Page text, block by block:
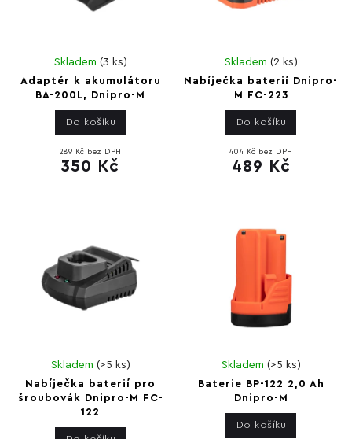
Adaptér k akumulátoru
BA-200L, Dnipro-M
Skladem (3 ks)
289 Kč bez DPH
350 Kč
Do košíku
Nabíječka baterií Dnipro-
M FC-223
Skladem (2 ks)
404 Kč bez DPH
489 Kč
Do košíku
Nabíječka baterií pro
šroubovák Dnipro-M FC-
122
Skladem (>5 ks)
Baterie BP-122 2,0 Ah
Dnipro-M
Skladem (>5 ks)
Do košíku